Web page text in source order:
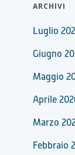
ARCHIVI
Luglio
Giugno
Maggio
Aprile
Marzo
Febbraio